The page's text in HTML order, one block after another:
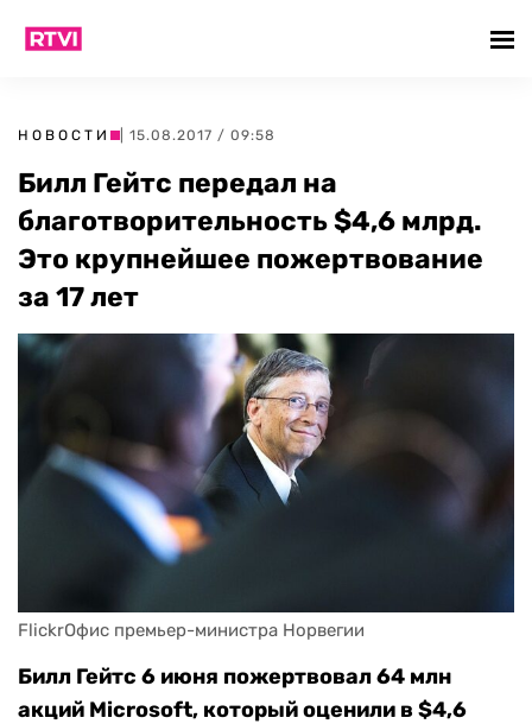
НОВОСТИ | 15.08.2017 / 09:58
Билл Гейтс передал на
благотворительность $4,6 млрд.
Это крупнейшее пожертвование
за 17 лет
FlickrОфис премьер-министра Норвегии
Билл Гейтс 6 июня пожертвовал 64 млн
акций Microsoft, который оценили в $4,6